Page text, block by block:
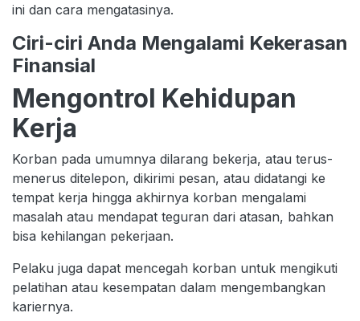
ini dan cara mengatasinya.
Ciri-ciri Anda Mengalami Kekerasan
Finansial
Mengontrol Kehidupan
Kerja
Korban pada umumnya dilarang bekerja, atau terus-
menerus ditelepon, dikirimi pesan, atau didatangi ke
tempat kerja hingga akhirnya korban mengalami
masalah atau mendapat teguran dari atasan, bahkan
bisa kehilangan pekerjaan.
Pelaku juga dapat mencegah korban untuk mengikuti
pelatihan atau kesempatan dalam mengembangkan
kariernya.